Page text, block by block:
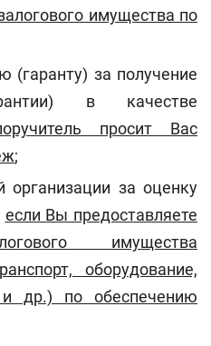
имущества по
(гаранту) за получение
в качестве
просит Вас
;
организации за оценку
если Вы предоставляете
имущества
оборудование,
др.) по обеспечению